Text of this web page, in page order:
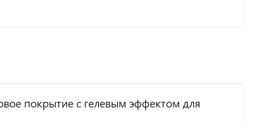
покрытие с гелевым эффектом для